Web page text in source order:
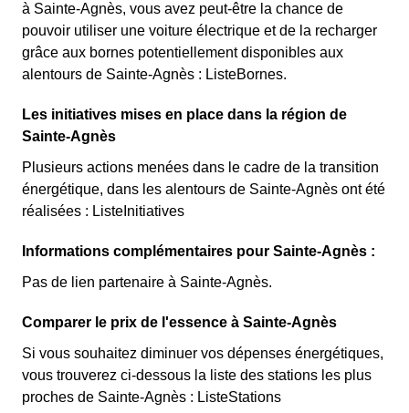
à Sainte-Agnès, vous avez peut-être la chance de
pouvoir utiliser une voiture électrique et de la recharger
grâce aux bornes potentiellement disponibles aux
alentours de Sainte-Agnès : ListeBornes.
Les initiatives mises en place dans la région de
Sainte-Agnès
Plusieurs actions menées dans le cadre de la transition
énergétique, dans les alentours de Sainte-Agnès ont été
réalisées : ListeInitiatives
Informations complémentaires pour Sainte-Agnès :
Pas de lien partenaire à Sainte-Agnès.
Comparer le prix de l'essence à Sainte-Agnès
Si vous souhaitez diminuer vos dépenses énergétiques,
vous trouverez ci-dessous la liste des stations les plus
proches de Sainte-Agnès : ListeStations